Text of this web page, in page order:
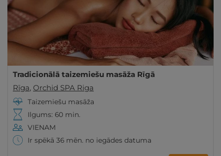
Tradicionālā taizemiešu masāža Rīgā
Rīga, Orchid SPA Riga
Taizemiešu masāža
Ilgums: 60 min.
VIENAM
Ir spēkā 36 mēn. no iegādes datuma